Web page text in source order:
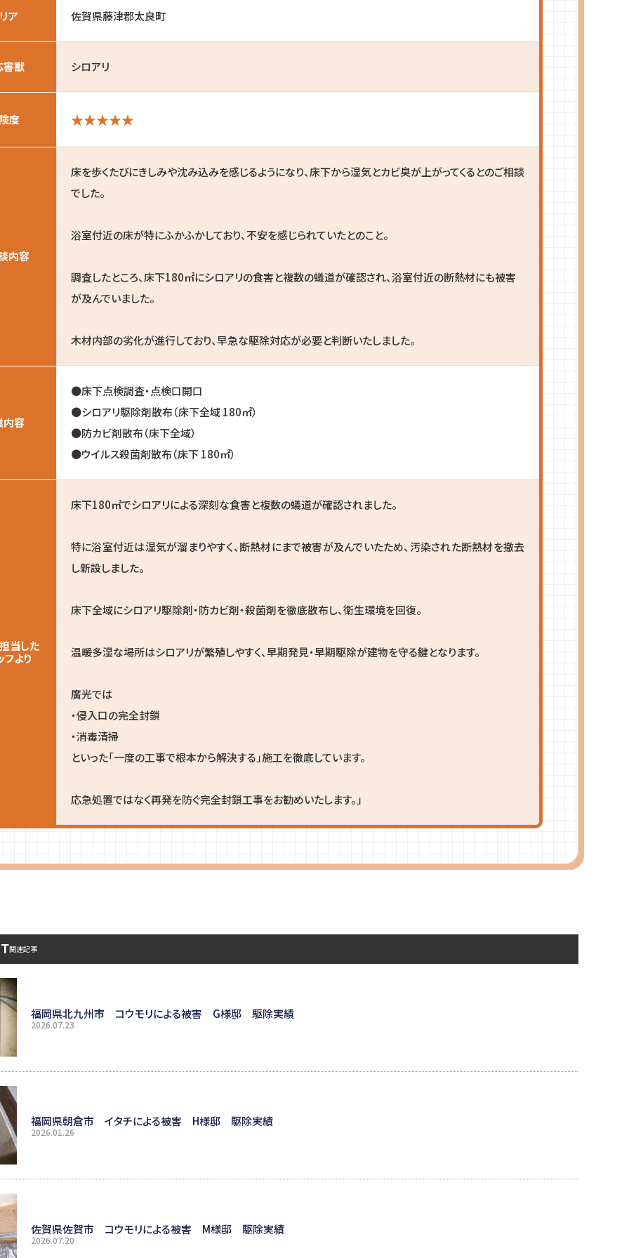
ア 佐賀県藤津郡太良町
害獣 シロアリ
度
内容
床を歩くたびにきしみや沈み込みを感じるようになり、床下から湿気とカビ臭が上がってくるとのご相談
でした。
浴室付近の床が特にふかふかしており、不安を感じられていたとのこと。
調査したところ、床下180㎡にシロアリの食害と複数の蟻道が確認され、浴室付近の断熱材にも被害
が及んでいました。
木材内部の劣化が進行しており、早急な駆除対応が必要と判断いたしました。
内容
●床下点検調査・点検口開口
●シロアリ駆除剤散布（床下全域 180㎡）
●防カビ剤散布（床下全域）
●ウイルス殺菌剤散布（床下 180㎡）
当した
フより
床下180㎡でシロアリによる深刻な食害と複数の蟻道が確認されました。
特に浴室付近は湿気が溜まりやすく、断熱材にまで被害が及んでいたため、汚染された断熱材を撤去
し新設しました。
床下全域にシロアリ駆除剤・防カビ剤・殺菌剤を徹底散布し、衛生環境を回復。
温暖多湿な場所はシロアリが繁殖しやすく、早期発見・早期駆除が建物を守る鍵となります。
廣光では
・侵入口の完全封鎖
・消毒清掃
といった「一度の工事で根本から解決する」施工を徹底しています。
応急処置ではなく再発を防ぐ完全封鎖工事をお勧めいたします。」
関連記事
福岡県北九州市 コウモリによる被害 G様邸 駆除実績
2026.07.23
福岡県朝倉市 イタチによる被害 H様邸 駆除実績
2026.01.26
佐賀県佐賀市 コウモリによる被害 M様邸 駆除実績
2026.07.20